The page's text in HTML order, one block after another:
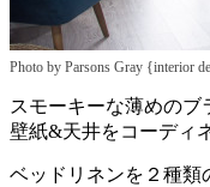
Photo by Parsons Gray {interior
スモーキーな薄めの
壁紙&天井をコーディ
ベッドリネンを２種類